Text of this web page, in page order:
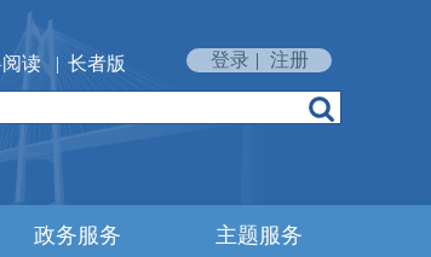
读 | 长者版 登录 | 注册
政务服务 主题服务